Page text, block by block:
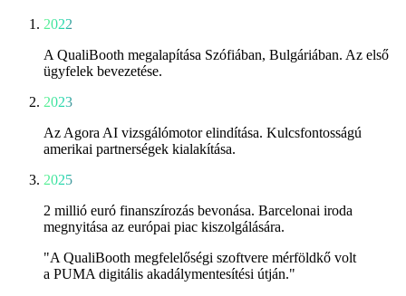
2022
A QualiBooth megalapítása Szófiában, Bulgáriában. Az első
ügyfelek bevezetése.
2023
Az Agora AI vizsgálómotor elindítása. Kulcsfontosságú
amerikai partnerségek kialakítása.
2025
2 millió euró finanszírozás bevonása. Barcelonai iroda
megnyitása az európai piac kiszolgálására.
"A QualiBooth megfelelőségi szoftvere mérföldkő volt
a PUMA digitális akadálymentesítési útján."